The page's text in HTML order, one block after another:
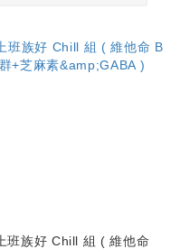
上班族好 Chill 組 ( 維他命